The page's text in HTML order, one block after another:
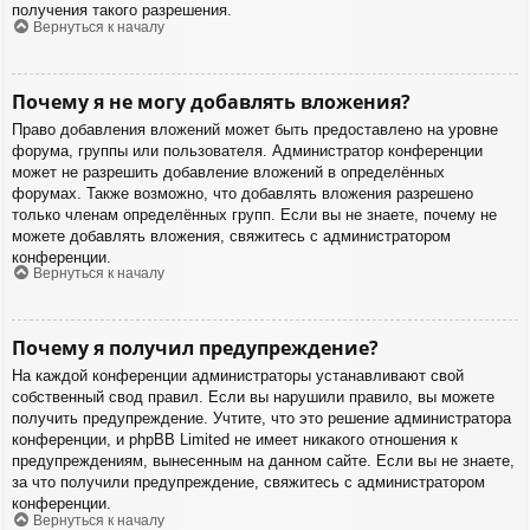
получения такого разрешения.
Вернуться к началу
Почему я не могу добавлять вложения?
Право добавления вложений может быть предоставлено на уровне
форума, группы или пользователя. Администратор конференции
может не разрешить добавление вложений в определённых
форумах. Также возможно, что добавлять вложения разрешено
только членам определённых групп. Если вы не знаете, почему не
можете добавлять вложения, свяжитесь с администратором
конференции.
Вернуться к началу
Почему я получил предупреждение?
На каждой конференции администраторы устанавливают свой
собственный свод правил. Если вы нарушили правило, вы можете
получить предупреждение. Учтите, что это решение администратора
конференции, и phpBB Limited не имеет никакого отношения к
предупреждениям, вынесенным на данном сайте. Если вы не знаете,
за что получили предупреждение, свяжитесь с администратором
конференции.
Вернуться к началу